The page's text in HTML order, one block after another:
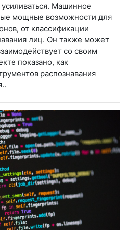
Машинное
мощные возможности для
от классификации
лиц. Он также может
со своим
показано, как
распознавания